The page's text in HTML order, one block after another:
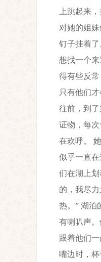
上跳起来
对她的姐
钉子挂着
想找一个
得有些反
只有他们
往前，到
证物，每
在欢呼。
似乎一直
们在湖上
的，我尽
热。” 湖泊
有喇叭声
跟着他们
嘴边时，